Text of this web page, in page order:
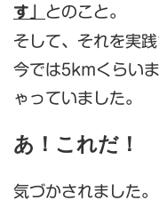
す」 とのこと。
そして、それを実
今では5kmくらい
ゃっていました。
あ！これだ！
気づかされました。